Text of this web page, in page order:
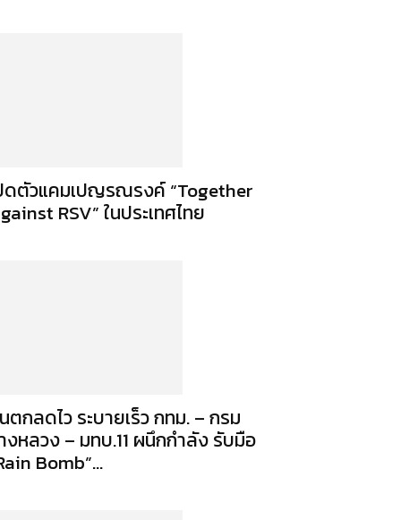
ดตัวแคมเปญรณรงค์ “Together
RSV” ในประเทศไทย
ตกลดไว ระบายเร็ว กทม. – กรม
งหลวง – มทบ.11 ผนึกกำลัง รับมือ
Bomb”...